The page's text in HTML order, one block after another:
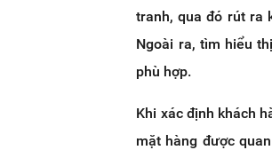
tranh, qua đó rút ra
Ngoài ra, tìm hiểu
phù hợp.
Khi xác định khách
mặt hàng được